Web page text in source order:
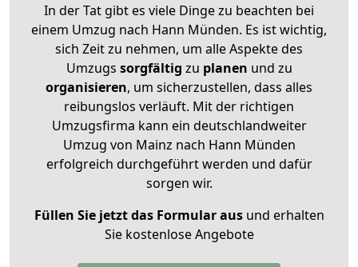
In der Tat gibt es viele Dinge zu beachten bei
einem Umzug nach Hann Münden. Es ist wichtig,
sich Zeit zu nehmen, um alle Aspekte des
Umzugs sorgfältig zu planen und zu
organisieren, um sicherzustellen, dass alles
reibungslos verläuft. Mit der richtigen
Umzugsfirma kann ein deutschlandweiter
Umzug von Mainz nach Hann Münden
erfolgreich durchgeführt werden und dafür
sorgen wir.
Füllen Sie jetzt das Formular ausund erhalten
Sie kostenlose Angebote